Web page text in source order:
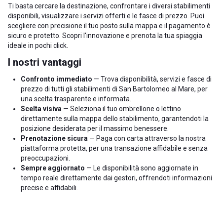
Ti basta cercare la destinazione, confrontare i diversi stabilimenti
disponibili, visualizzare i servizi offerti e le fasce di prezzo. Puoi
scegliere con precisione il tuo posto sulla mappa e il pagamento è
sicuro e protetto. Scopri l'innovazione e prenota la tua spiaggia
ideale in pochi click.
I nostri vantaggi
Confronto immediato — Trova disponibilità, servizi e fasce di
prezzo di tutti gli stabilimenti di San Bartolomeo al Mare, per
una scelta trasparente e informata.
Scelta visiva — Seleziona il tuo ombrellone o lettino
direttamente sulla mappa dello stabilimento, garantendoti la
posizione desiderata per il massimo benessere.
Prenotazione sicura — Paga con carta attraverso la nostra
piattaforma protetta, per una transazione affidabile e senza
preoccupazioni.
Sempre aggiornato — Le disponibilità sono aggiornate in
tempo reale direttamente dai gestori, offrendoti informazioni
precise e affidabili.